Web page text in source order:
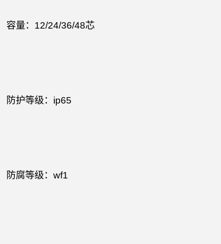
容量：12/24/36/48芯
防护等级：ip65
防腐等级：wf1